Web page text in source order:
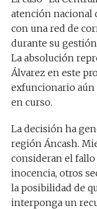
atención nacional
con una red de
durante su
La absolución
Álvarez en este
exfuncionario aún
en curso.
La decisión ha
región Áncash.
consideran el
inocencia, otros
la posibilidad de
interponga un